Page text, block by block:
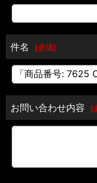
件名 [必須]
お問い合わせ内容 [